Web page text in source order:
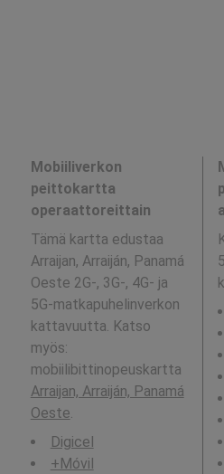
Mobiiliverkon
peittokartta
operaattoreittain
Tämä kartta edustaa
Arraijan, Arraiján, Panamá
Oeste 2G-, 3G-, 4G- ja
5G-matkapuhelinverkon
kattavuutta. Katso
myös:
mobiilibittinopeuskartta
Arraijan, Arraiján, Panamá
Oeste.
Digicel
+Móvil